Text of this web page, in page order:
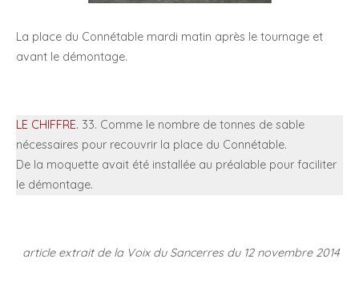
La place du Connétable mardi matin après le tournage et
avant le démontage.
LE CHIFFRE. 33. Comme le nombre de tonnes de sable
nécessaires pour recouvrir la place du Connétable.
De la moquette avait été installée au préalable pour faciliter
le démontage.
article extrait de la Voix du Sancerres du 12 novembre 2014